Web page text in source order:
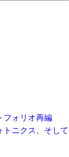
フォリオ再編
トニクス、そして